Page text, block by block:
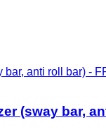
(sway bar,